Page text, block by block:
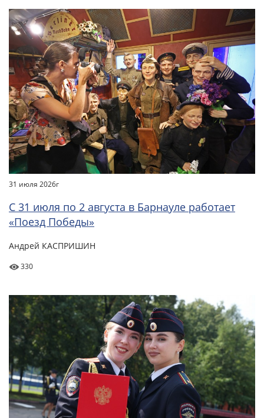
31 июля 2026г
С 31 июля по 2 августа в Барнауле работает
«Поезд Победы»
Андрей КАСПРИШИН
330